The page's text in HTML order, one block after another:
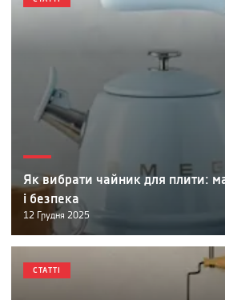
Як вибрати чайник для плити:
і безпека
12 Грудня 2025
СТАТТІ